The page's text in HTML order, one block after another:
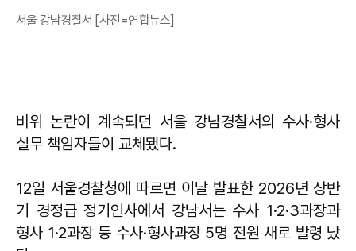
서울 강남경찰서 [사진=연합뉴스]
비위 논란이 계속되던 서울 강남경찰서의 수사·형사
실무 책임자들이 교체됐다.
12일 서울경찰청에 따르면 이날 발표한 2026년 상반
기 경정급 정기인사에서 강남서는 수사 1·2·3과장과
형사 1·2과장 등 수사·형사과장 5명 전원 새로 발령 났